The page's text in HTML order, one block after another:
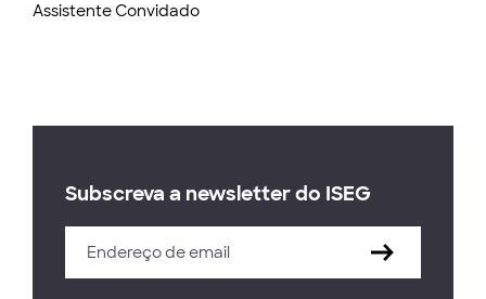
Assistente Convidado
Subscreva a newsletter do ISEG